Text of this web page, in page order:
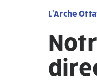
L'Arche